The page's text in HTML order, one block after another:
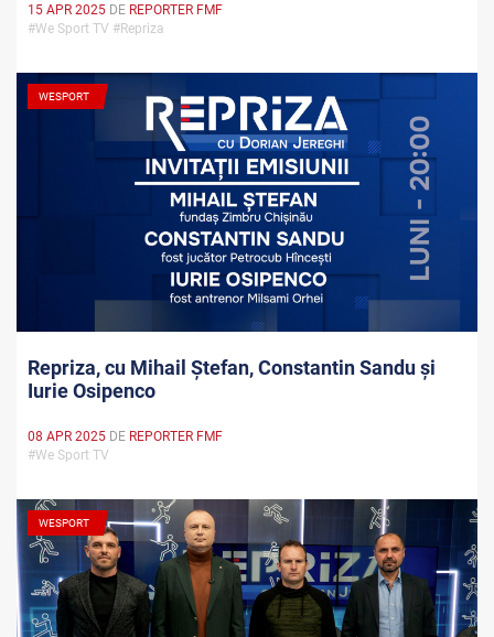
15 APR 2025 DE REPORTER FMF
#We Sport TV #Repriza
WESPORT
Repriza, cu Mihail Ștefan, Constantin Sandu și
Iurie Osipenco
08 APR 2025 DE REPORTER FMF
#We Sport TV
WESPORT